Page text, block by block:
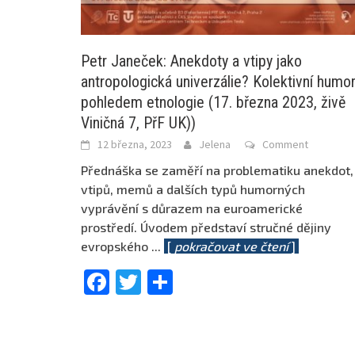
Petr Janeček: Anekdoty a vtipy jako
antropologická univerzálie? Kolektivní humor
pohledem etnologie (17. března 2023, živě
Viničná 7, PřF UK))
12 března, 2023 Jelena Comment
Přednáška se zaměří na problematiku anekdot,
vtipů, memů a dalších typů humorných
vyprávění s důrazem na euroamerické
prostředí. Úvodem představí stručné dějiny
evropského ... [ pokračovat ve čtení]
Facebook
Twitter